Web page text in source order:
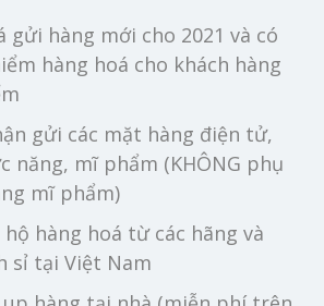
gửi hàng mới cho 2021 và có
hàng hoá cho khách hàng
gửi các mặt hàng điện tử,
năng, mĩ phẩm (KHÔNG phụ
mĩ phẩm)
hàng hoá từ các hãng và
sỉ tại Việt Nam